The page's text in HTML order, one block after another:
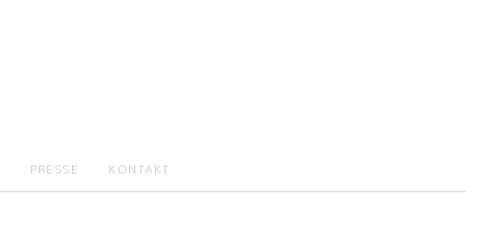
PRESSE KONTAKT